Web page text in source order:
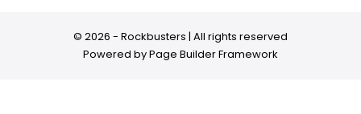
© 2026 - Rockbusters | All rights reserved
Powered byPage Builder Framework